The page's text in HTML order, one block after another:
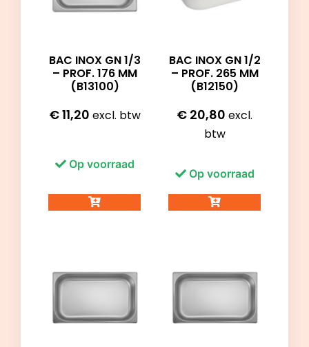
BAC INOX GN 1/3
– PROF. 176 MM
(B13100)
€11,20 excl. btw
Op voorraad
BAC INOX GN 1/2
– PROF. 265 MM
(B12150)
€ 20,80 excl.
btw
Op voorraad